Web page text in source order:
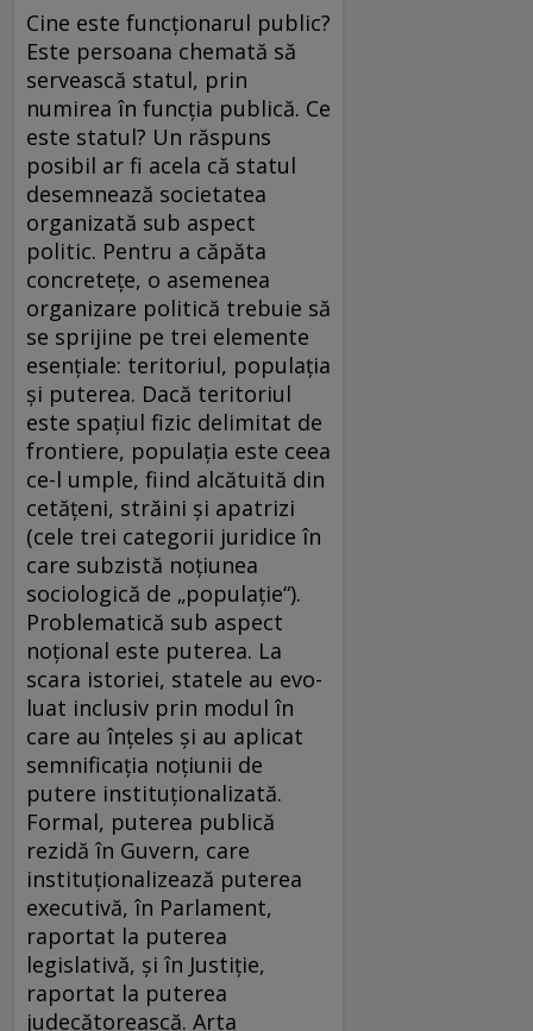
Cine este funcționarul public?
Este persoana chemată să
servească statul, prin
numirea în funcția publică. Ce
este statul? Un răspuns
posibil ar fi acela că statul
desemnează societatea
organizată sub aspect
politic. Pentru a căpăta
concretețe, o asemenea
organizare politică trebuie să
se sprijine pe trei elemente
esențiale: teritoriul, populația
și puterea. Dacă teritoriul
este spațiul fizic delimitat de
frontiere, populația este ceea
ce-l umple, fiind alcătuită din
cetățeni, străini și apatrizi
(cele trei categorii juridice în
care subzistă noțiunea
sociologică de „populație“).
Problematică sub aspect
noțional este puterea. La
scara istoriei, statele au evo­
luat inclusiv prin modul în
care au înțeles și au aplicat
semnificația noțiunii de
putere instituționalizată.
Formal, puterea publică
rezidă în Guvern, care
instituționalizează puterea
executivă, în Parlament,
raportat la puterea
legislativă, și în Justiție,
raportat la puterea
judecătorească. Arta